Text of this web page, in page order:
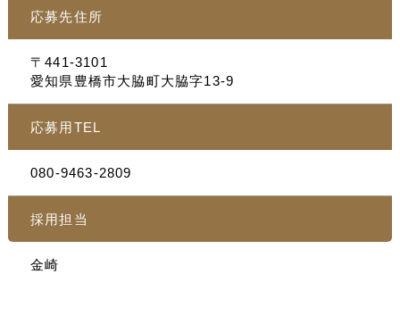
応募先住所
〒441-3101
愛知県豊橋市大脇町大脇字13-9
応募用TEL
080-9463-2809
採用担当
金崎